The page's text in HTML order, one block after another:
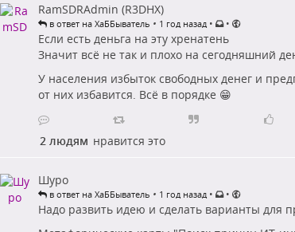
RamSDRAdmin (R3DHX)
в ответ на ХаББыватель • 1 год назад • •
Если есть деньга на эту хренатень
Значит всё не так и плохо на сегодняшний
У населения избыток свободных денег и
от них избавится. Всё в порядке 😁
2 людям нравится это
Шуро
в ответ на ХаББыватель • 1 год назад • •
Надо развить идею и сделать варианты для